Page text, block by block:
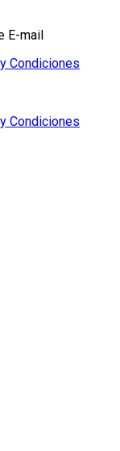
E-mail
Condiciones
Condiciones